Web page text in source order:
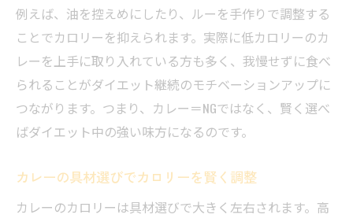
例えば、油を控えめにしたり、ルーを手作りで調整する
ことでカロリーを抑えられます。実際に低カロリーのカ
レーを上手に取り入れている方も多く、我慢せずに食べ
られることがダイエット継続のモチベーションアップに
つながります。つまり、カレー＝NGではなく、賢く選べ
ばダイエット中の強い味方になるのです。
カレーの具材選びでカロリーを賢く調整
カレーのカロリーは具材選びで大きく左右されます。高